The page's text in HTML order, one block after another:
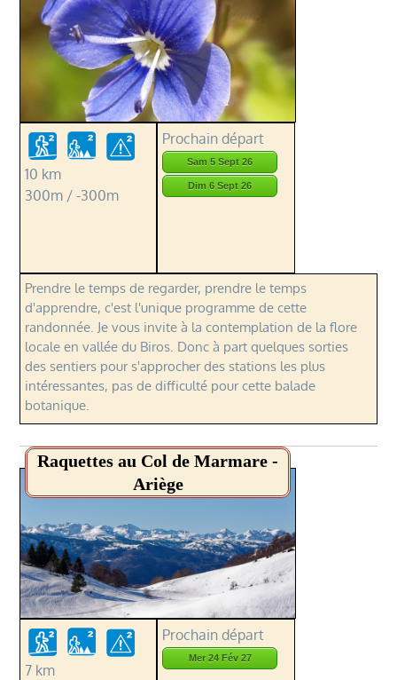
10 km
300m / -300m
Prochain départ
Sam 5 Sept 26
Dim 6 Sept 26
Prendre le temps de regarder, prendre le temps
d'apprendre, c'est l'unique programme de cette
randonnée. Je vous invite à la contemplation de la flore
locale en vallée du Biros. Donc à part quelques sorties
des sentiers pour s'approcher des stations les plus
intéressantes, pas de difficulté pour cette balade
botanique.
Raquettes au Col de Marmare -
Ariège
7 km
Prochain départ
Mer 24 Fév 27